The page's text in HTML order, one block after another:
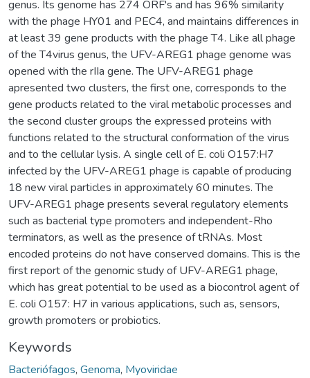
genus. Its genome has 274 ORF's and has 96% similarity
with the phage HY01 and PEC4, and maintains differences in
at least 39 gene products with the phage T4. Like all phage
of the T4virus genus, the UFV-AREG1 phage genome was
opened with the rIIa gene. The UFV-AREG1 phage
apresented two clusters, the first one, corresponds to the
gene products related to the viral metabolic processes and
the second cluster groups the expressed proteins with
functions related to the structural conformation of the virus
and to the cellular lysis. A single cell of E. coli O157:H7
infected by the UFV-AREG1 phage is capable of producing
18 new viral particles in approximately 60 minutes. The
UFV-AREG1 phage presents several regulatory elements
such as bacterial type promoters and independent-Rho
terminators, as well as the presence of tRNAs. Most
encoded proteins do not have conserved domains. This is the
first report of the genomic study of UFV-AREG1 phage,
which has great potential to be used as a biocontrol agent of
E. coli O157: H7 in various applications, such as, sensors,
growth promoters or probiotics.
Keywords
Bacteriófagos, Genoma, Myoviridae